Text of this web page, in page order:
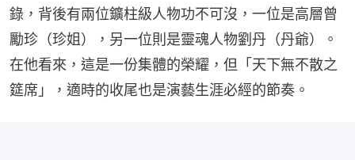
錄，背後有兩位鑛柱級人物功不可沒，一位是高層曾
勵珍（珍姐），另一位則是靈魂人物劉丹（丹爺）。
在他看來，這是一份集體的榮耀，但「天下無不散之
筵席」，適時的收尾也是演藝生涯必經的節奏。